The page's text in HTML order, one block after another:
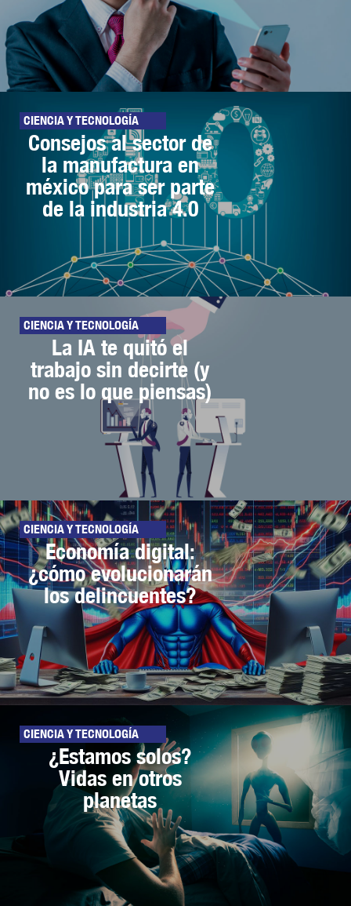
CIENCIA Y TECNOLOGÍA
Consejos al sector de
la manufactura en
méxico para ser parte
de la industria 4.0
CIENCIA Y TECNOLOGÍA
La IA te quitó el
trabajo sin decirte (y
no es lo que piensas)
CIENCIA Y TECNOLOGÍA
Economía digital:
¿cómo evolucionarán
los delincuentes?
CIENCIA Y TECNOLOGÍA
¿Estamos solos?
Vidas en otros
planetas